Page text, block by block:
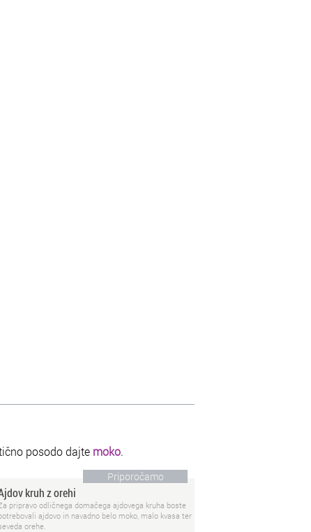
posodo dajte moko.
Priporočamo
kruh z orehi
pripravo odličnega domačega ajdovega kruha boste
ajdovo in navadno belo moko, malo kvasa ter
orehe.